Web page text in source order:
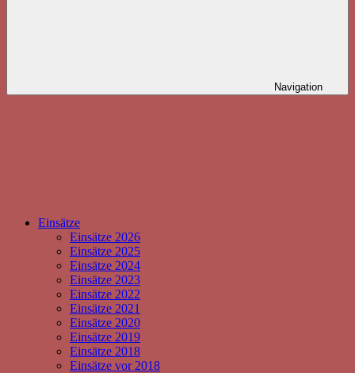
Navigation
Einsätze
Einsätze 2026
Einsätze 2025
Einsätze 2024
Einsätze 2023
Einsätze 2022
Einsätze 2021
Einsätze 2020
Einsätze 2019
Einsätze 2018
Einsätze vor 2018